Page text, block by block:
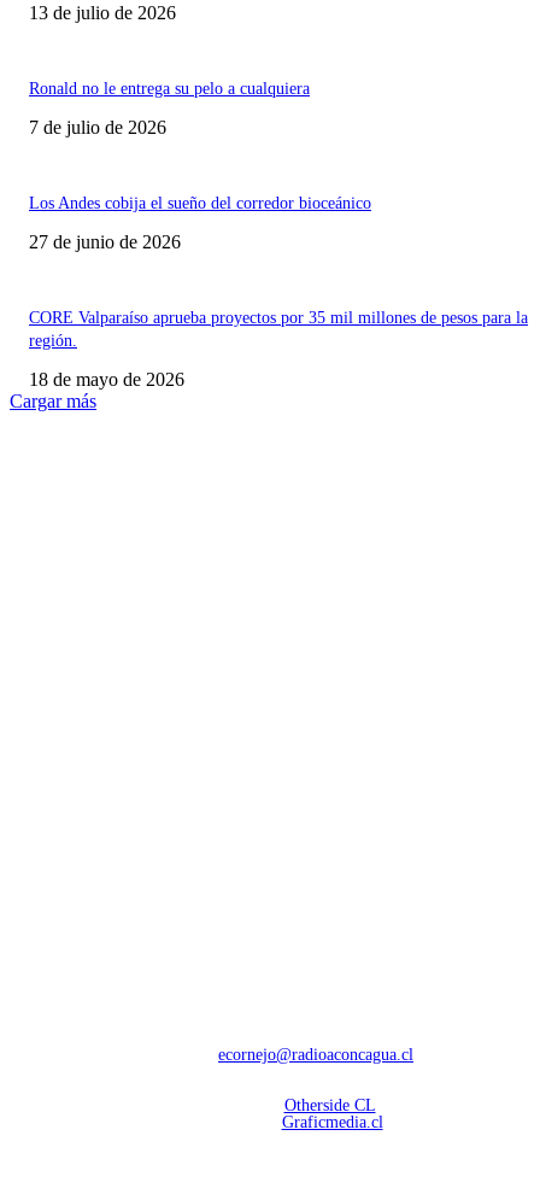
13 de julio de 2026
Ronald no le entrega su pelo a cualquiera
7 de julio de 2026
Los Andes cobija el sueño del corredor bioceánico
27 de junio de 2026
CORE Valparaíso aprueba proyectos por 35 mil millones de pesos para la
región.
18 de mayo de 2026
Cargar más
ecornejo@radioaconcagua.cl
Otherside CL
Graficmedia.cl